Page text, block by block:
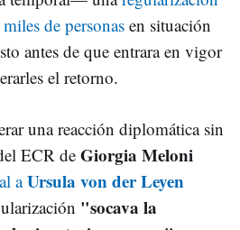
de personas en situación
antes de que entrara en vigor
el retorno.
una reacción diplomática sin
ECR de Giorgia Meloni
aUrsula von der Leyen
"socava la